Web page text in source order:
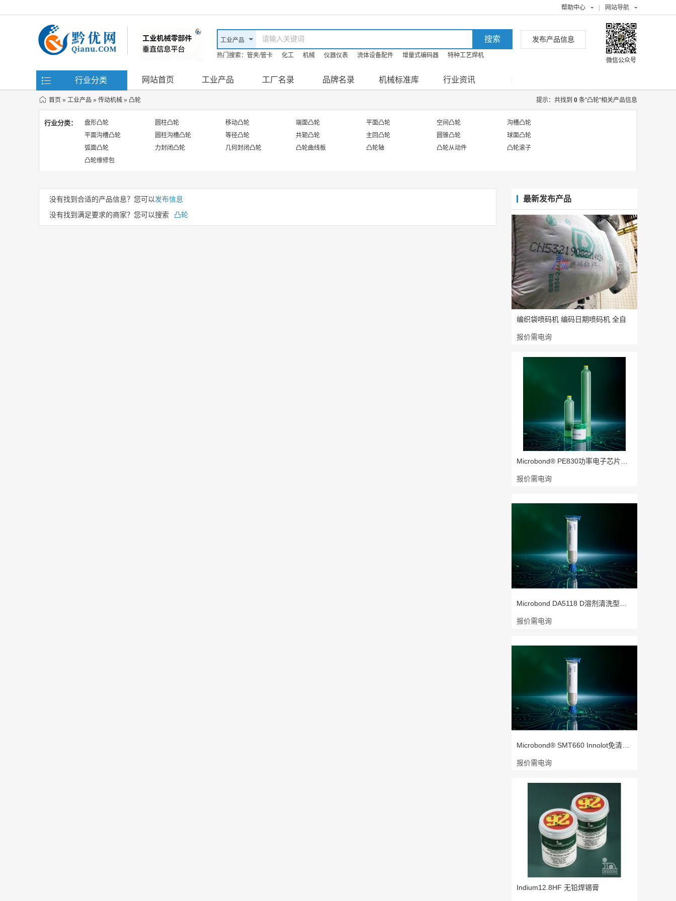
帮助中心 网站导航
热门搜索： 管夹/管卡 化工 机械 仪器仪表 流体设备配件 增量式编码器
特种工艺焊机
发布产品信息
微信公众号
行业分类 网站首页 工业产品 工厂名录 品牌名录 机械标准库 行业资讯
首页 » 工业产品 » 传动机械 » 凸轮 提示：共找到 0 条"凸轮"相关产品信息
行业分类： 盘形凸轮 圆柱凸轮 移动凸轮 端面凸轮 平面凸轮 空间凸轮
沟槽凸轮
平面沟槽凸轮
圆柱沟槽凸轮 等径凸轮 共轭凸轮 主回凸轮 圆锥凸轮
球面凸轮
弧面凸轮
力封闭凸轮 几何封闭凸轮 凸轮曲线板 凸轮轴 凸轮从动件
凸轮滚子
凸轮维修包
没有找到合适的产品信息？您可以发布信息
没有找到满足要求的商家？您可以搜索 凸轮
最新发布产品
编织袋喷码机 编码日期喷码机 全自
报价需电询
报价需电询
报价需电询
报价需电询
Indium12.8HF 无铅焊锡膏